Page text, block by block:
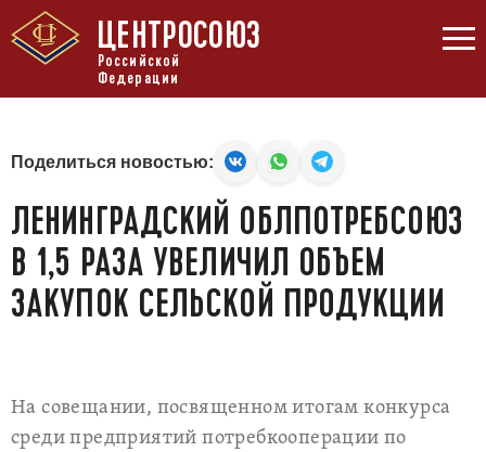
ЦЕНТРОСОЮЗ
Российской
Федерации
Поделиться новостью:
ЛЕНИНГРАДСКИЙ ОБЛПОТРЕБСОЮЗ
В 1,5 РАЗА УВЕЛИЧИЛ ОБЪЕМ
ЗАКУПОК СЕЛЬСКОЙ ПРОДУКЦИИ
На совещании, посвященном итогам конкурса
среди предприятий потребкооперации по